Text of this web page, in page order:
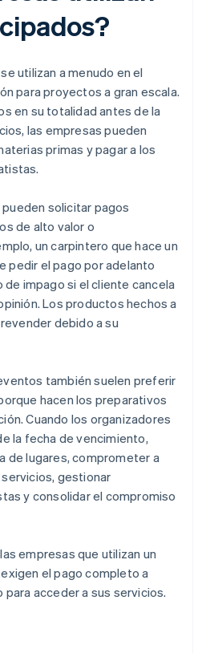
utilizan a menudo en el
para proyectos a gran escala.
en su totalidad antes de la
las empresas pueden
primas y pagar a los
solicitar pagos
de alto valor o
un carpintero que hace un
pedir el pago por adelanto
de impago si el cliente cancela
Los productos hechos a
debido a su
también suelen preferir
hacen los preparativos
Cuando los organizadores
la fecha de vencimiento,
de lugares, comprometer a
gestionar
y consolidar el compromiso
empresas que utilizan un
el pago completo a
para acceder a sus servicios.